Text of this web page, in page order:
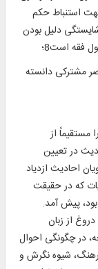
استنباط حكم
دليل بودن
فقه است8؛
مشتركى دانسته
مستقيماً از
در تعيين
احاديث ازدياد
كه در حقيقت
پيش آمد.
از زبان
در چگونگى احوال
شيوه نگرش و